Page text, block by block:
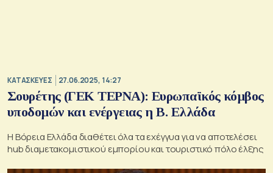
ΚΑΤΑΣΚΕΥΕΣ 27.06.2025, 14:27
Σουρέτης (ΓΕΚ ΤΕΡΝΑ): Ευρωπαϊκός κόμβος
υποδομών και ενέργειας η Β. Ελλάδα
Η Βόρεια Ελλάδα διαθέτει όλα τα εχέγγυα για να αποτελέσει
hub διαμετακομιστικού εμπορίου και τουριστικό πόλο έλξης